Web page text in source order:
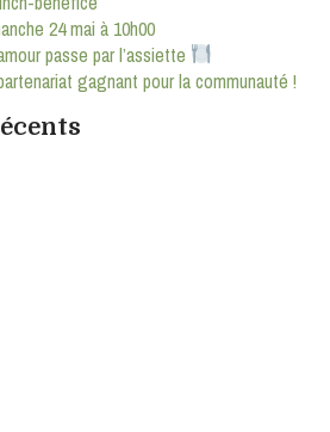
24 mai à 10h00
passe par l’assiette
gagnant pour la communauté !